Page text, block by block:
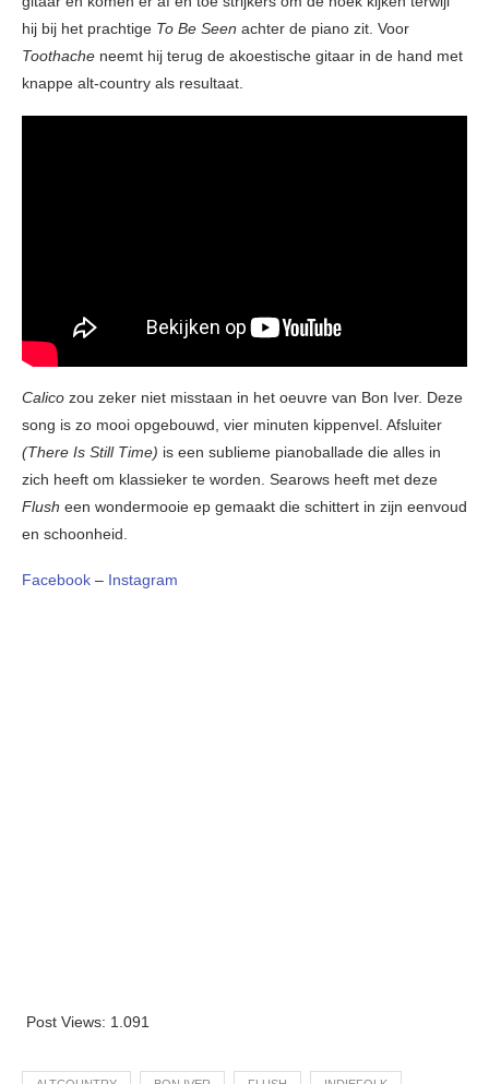
hij bij het prachtige To Be Seen achter de piano zit. Voor
Toothache neemt hij terug de akoestische gitaar in de hand met
knappe alt-country als resultaat.
Calico zou zeker niet misstaan in het oeuvre van Bon Iver. Deze
song is zo mooi opgebouwd, vier minuten kippenvel. Afsluiter
(There Is Still Time) is een sublieme pianoballade die alles in
zich heeft om klassieker te worden. Searows heeft met deze
Flush een wondermooie ep gemaakt die schittert in zijn eenvoud
en schoonheid.
Facebook – Instagram
Post Views: 1.091